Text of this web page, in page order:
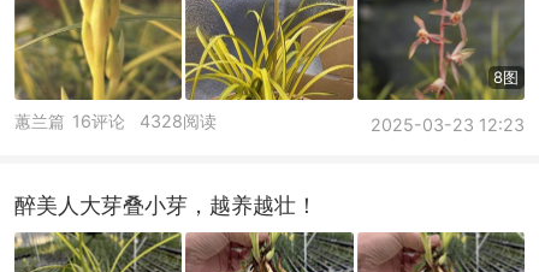
8图
蕙兰篇 2025-03-23 12:23
16评论 4328阅读
醉美人大芽叠小芽，越养越壮！